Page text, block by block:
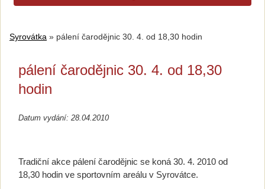
Syrovátka » pálení čarodějnic 30. 4. od 18,30 hodin
pálení čarodějnic 30. 4. od 18,30
hodin
Datum vydání: 28.04.2010
Tradiční akce pálení čarodějnic se koná 30. 4. 2010 od
18,30 hodin ve sportovním areálu v Syrovátce.